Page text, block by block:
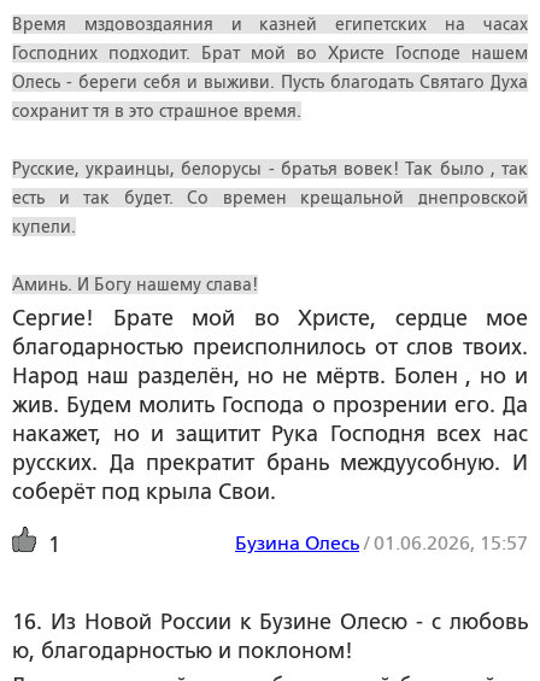
Время мздовоздаяния и казней египетских на часах
Господних подходит. Брат мой во Христе Господе нашем
Олесь - береги себя и выживи. Пусть благодать Святаго Духа
сохранит тя в это страшное время.
Русские, украинцы, белорусы - братья вовек! Так было , так
есть и так будет. Со времен крещальной днепровской
купели.
Аминь. И Богу нашему слава!
Сергие! Брате мой во Христе, сердце мое
благодарностью преисполнилось от слов твоих.
Народ наш разделён, но не мёртв. Болен , но и
жив. Будем молить Господа о прозрении его. Да
накажет, но и защитит Рука Господня всех нас
русских. Да прекратит брань междуусобную. И
соберёт под крыла Свои.
1 Бузина Олесь/01.06.2026, 15:57
16. Из Новой России к Бузине Олесю - с любовь
ю, благодарностью и поклоном!